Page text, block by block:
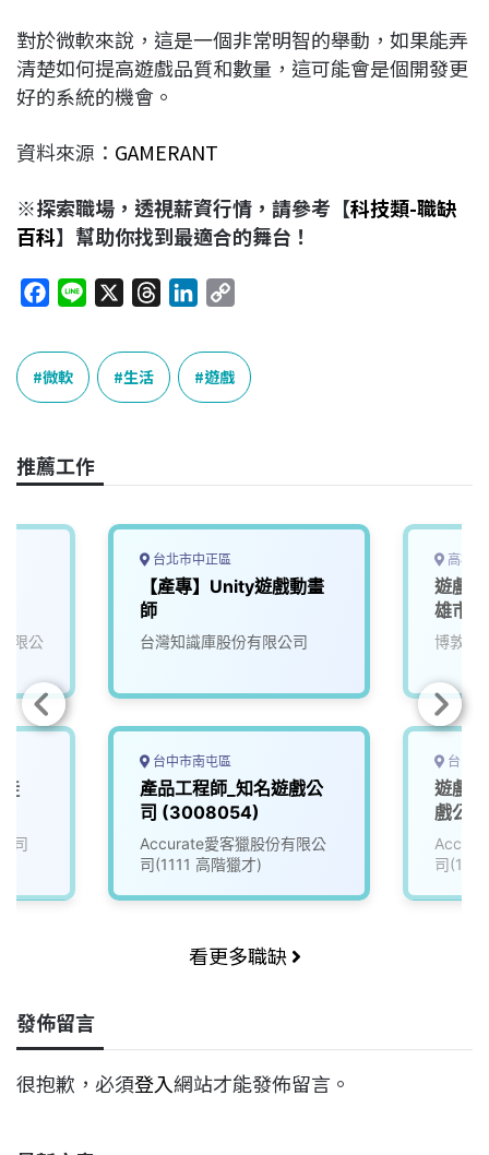
對於微軟來說，這是一個非常明智的舉動，如果能弄
清楚如何提高遊戲品質和數量，這可能會是個開發更
好的系統的機會。
資料來源： GAMERANT
※探索職場，透視薪資行情，請參考【科技類-職缺
百科】幫助你找到最適合的舞台！
c
e
b
o
k
e
e
a
n
k
e
n
p
L
k
微軟 生活 遊戲
推薦工作
限公
司
台北市中正區
【產專】Unity遊戲動畫
師
台灣知識庫股份有限公司
台中市南屯區
產品工程師_知名遊戲公
司 (3008054)
Accurate愛客獵股份有限公
司(1111 高階獵才)
高雄
遊戲
雄市)
博敦電
台中
遊戲
戲公
司
看更多職缺
發佈留言
很抱歉，必須登入網站才能發佈留言。